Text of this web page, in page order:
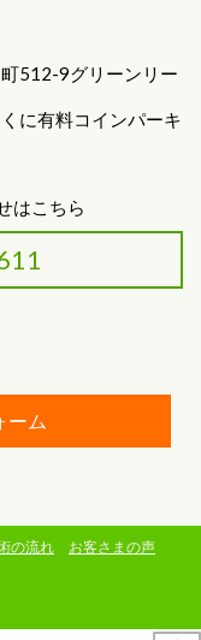
512-9グリーンリー
に有料コインパーキ
はこちら
ーム
の流れ
お客さまの声